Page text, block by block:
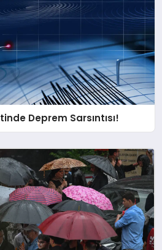
Deprem Sarsıntısı!